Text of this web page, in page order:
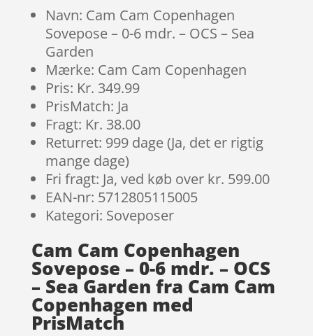
Navn: Cam Cam Copenhagen
Sovepose – 0-6 mdr. – OCS – Sea
Garden
Mærke: Cam Cam Copenhagen
Pris: Kr. 349.99
PrisMatch: Ja
Fragt: Kr. 38.00
Returret: 999 dage (Ja, det er rigtig
mange dage)
Fri fragt: Ja, ved køb over kr. 599.00
EAN-nr: 5712805115005
Kategori: Soveposer
Cam Cam Copenhagen
Sovepose – 0-6 mdr. – OCS
– Sea Garden fra Cam Cam
Copenhagen med
PrisMatch